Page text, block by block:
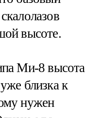
высоте.
Ми-8 высота
близка к
нужен